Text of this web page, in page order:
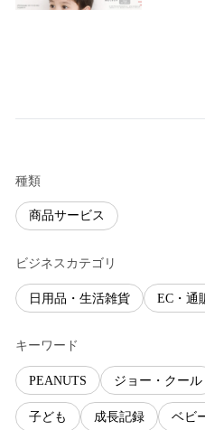
種類
商品サービス
ビジネスカテゴリ
日用品・生活雑貨 EC・通
キーワード
PEANUTS ジョー・クール
子ども 成長記録 ベビ